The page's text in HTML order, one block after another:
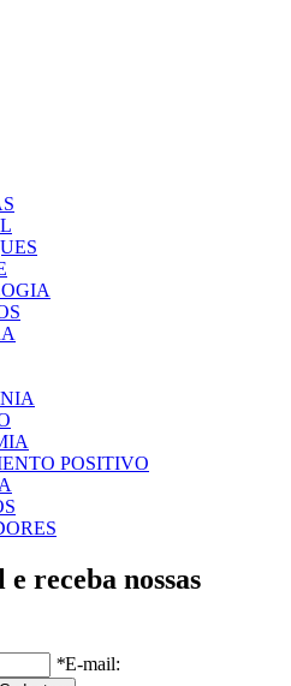
POSITIVO
receba nossas
*E-mail: